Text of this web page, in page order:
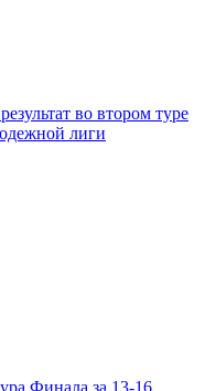
во втором туре
лиги
Финала за 13-16